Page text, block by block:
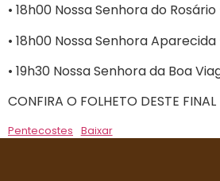
• 18h00 Nossa Senhora do
• 18h00 Nossa Senhora
• 19h30 Nossa Senhora da Boa
CONFIRA O FOLHETO DESTE
Pentecostes Baixar